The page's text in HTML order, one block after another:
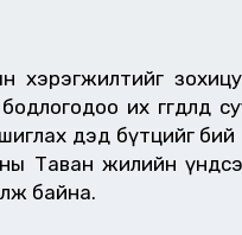
их өгөгдөлд
дэд бүтцийг бий
Таван жилийн
байна.